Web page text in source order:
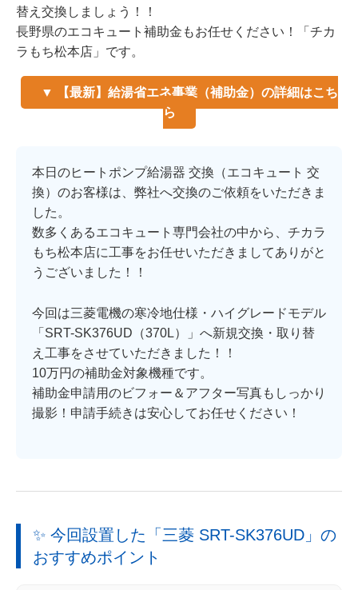
替え交換しましょう！！
長野県のエコキュート補助金もお任せください！「チカ
ラもち松本店」です。
▼ 【最新】給湯省エネ事業（補助金）の詳細はこち
ら
本日のヒートポンプ給湯器 交換（エコキュート 交
換）のお客様は、弊社へ交換のご依頼をいただきま
した。
数多くあるエコキュート専門会社の中から、チカラ
もち松本店に工事をお任せいただきましてありがと
うございました！！
今回は三菱電機の寒冷地仕様・ハイグレードモデル
「SRT-SK376UD（370L）」へ新規交換・取り替
え工事をさせていただきました！！
10万円の補助金対象機種です。
補助金申請用のビフォー＆アフター写真もしっかり
撮影！申請手続きは安心してお任せください！
✨ 今回設置した「三菱 SRT-SK376UD」の
おすすめポイント